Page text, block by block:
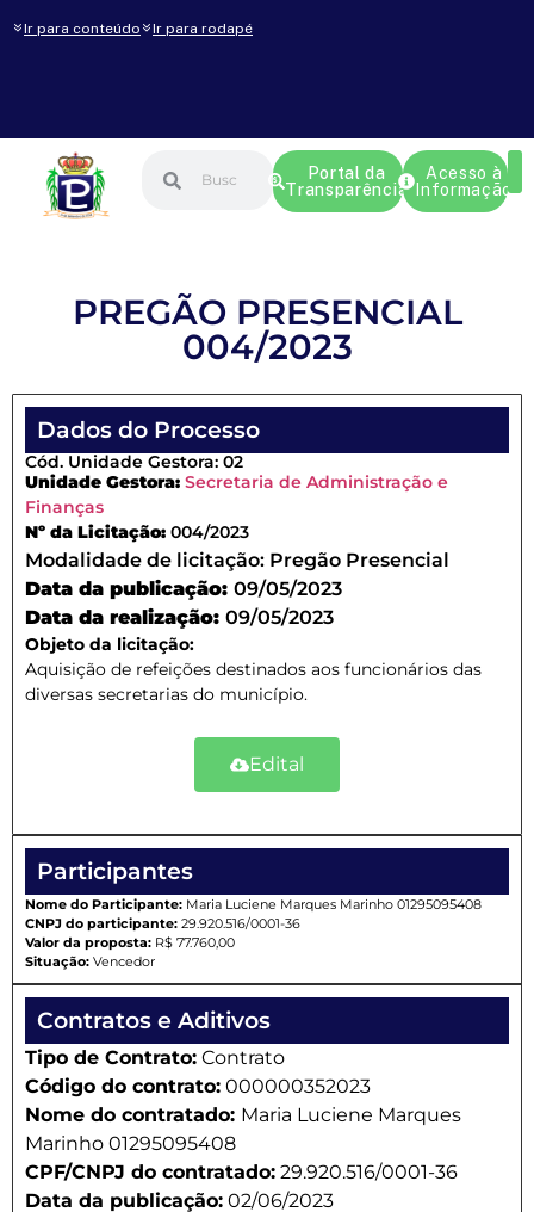
Ir para conteúdo Ir para rodapé
Portal da
Transparência
Acesso à
Informação
PREGÃO PRESENCIAL
004/2023
Dados do Processo
Cód. Unidade Gestora: 02
Unidade Gestora: Secretaria de Administração e
Finanças
Nº da Licitação: 004/2023
Modalidade de licitação: Pregão Presencial
Data da publicação: 09/05/2023
Data da realização: 09/05/2023
Objeto da licitação:
Aquisição de refeições destinados aos funcionários das
diversas secretarias do município.
Edital
Participantes
Nome do Participante: Maria Luciene Marques Marinho 01295095408
CNPJ do participante: 29.920.516/0001-36
Valor da proposta: R$ 77.760,00
Situação: Vencedor
Contratos e Aditivos
Tipo de Contrato: Contrato
Código do contrato: 000000352023
Nome do contratado: Maria Luciene Marques
Marinho 01295095408
CPF/CNPJ do contratado: 29.920.516/0001-36
Data da publicação: 02/06/2023